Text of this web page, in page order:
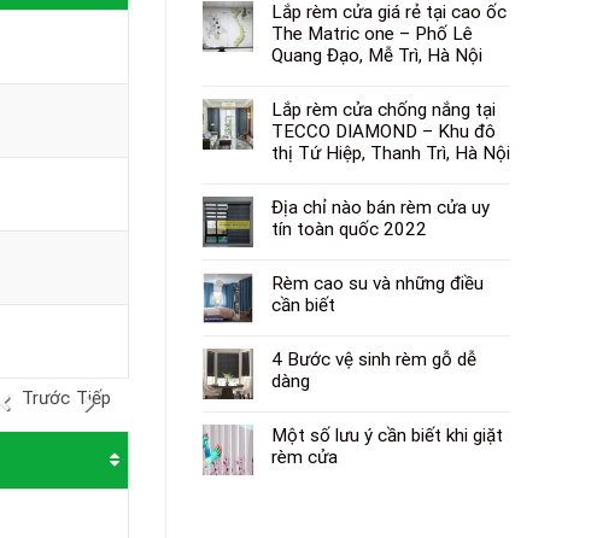
Lắp rèm cửa giá rẻ tại cao ốc
The Matric one – Phố Lê
Quang Đạo, Mễ Trì, Hà Nội
Lắp rèm cửa chống nắng tại
TECCO DIAMOND – Khu đô
thị Tứ Hiệp, Thanh Trì, Hà Nội
Địa chỉ nào bán rèm cửa uy
tín toàn quốc 2022
Rèm cao su và những điều
cần biết
4 Bước vệ sinh rèm gỗ dễ
dàng
Một số lưu ý cần biết khi giặt
rèm cửa
Trước Tiếp